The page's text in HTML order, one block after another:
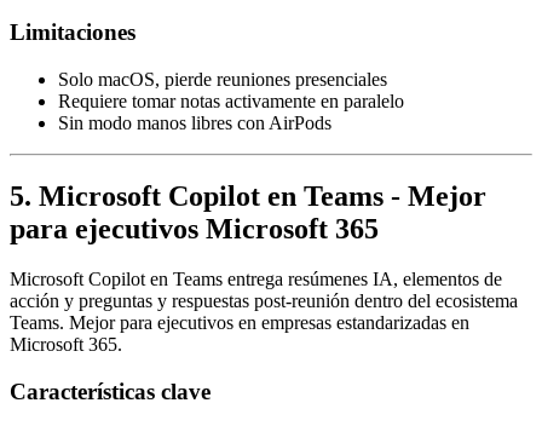
Limitaciones
Solo macOS, pierde reuniones presenciales
Requiere tomar notas activamente en paralelo
Sin modo manos libres con AirPods
5. Microsoft Copilot en Teams - Mejor
para ejecutivos Microsoft 365
Microsoft Copilot en Teams entrega resúmenes IA, elementos de
acción y preguntas y respuestas post-reunión dentro del ecosistema
Teams. Mejor para ejecutivos en empresas estandarizadas en
Microsoft 365.
Características clave